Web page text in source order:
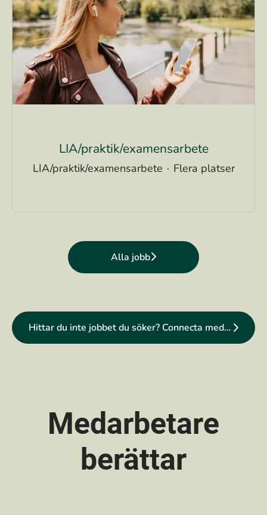
LIA/praktik/examensarbete
LIA/praktik/examensarbete · Flera platser
Alla jobb
Hittar du inte jobbet du söker? Connecta med oss
Medarbetare
berättar